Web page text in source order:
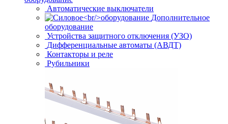
Автоматические выключатели
Дополнительное
оборудование
Устройства защитного отключения (УЗО)
Дифференциальные автоматы (АВДТ)
Контакторы и реле
Рубильники